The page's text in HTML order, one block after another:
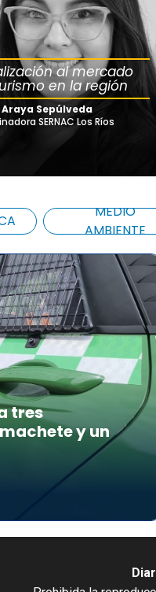
al mercado
en la región
Sepúlveda
SERNAC Los Ríos
MEDIO
AMBIENTE
tres
y un